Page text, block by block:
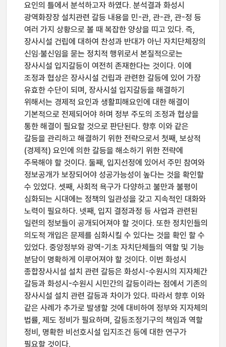
요인의 틀에서 분석하고자 하였다. 분석결과 화성시
광역화장장 설치관련 갈등 내용을 민-관, 관-관, 관-정 등
여러 가지 상황으로 볼 때 복잡한 양상을 띠고 있다. 즉,
장사시설 건립에 대하여 찬성과 반대가 아닌 자치단체장의
신임·불신임을 묻는 정치적 행위로서 본질적으로는
장사시설 입지갈등이 여전히 존재한다는 것이다. 이에
조정과 협상은 장사시설 건립과 관련한 갈등에 있어 가장
유효한 수단이 되며, 장사시설 입지갈등을 해결하기
위해서는 경제적 요인과 생활피해요인에 대한 해결이
기본적으로 전제되어야 하며 정부 주도의 조정과 협상을
통한 해결이 필요할 것으로 판단된다. 향후 이와 같은
갈등을 관리하고 해결하기 위한 전략으로서 첫째, 보상적
(경제적) 요인에 의한 갈등을 해소하기 위한 전략에
주목해야 할 것이다. 둘째, 입지선정에 있어서 주민 참여와
정보공개가 보장되어야 성공가능성이 높다는 것을 확인할
수 있었다. 셋째, 사회적 욕구가 다양하고 불만과 불평이
심화되는 시대에는 정책의 일관성을 갖고 지속적인 대화와
노력이 필요하다. 넷째, 입지 결정과정 등 사업과 관련된
일련의 정보들이 공개되어져야 할 것이다. 또한 정치인들의
의도적 개입은 문제를 심화시킬 수 있다는 것을 확인 할 수
있었다. 중앙정부와 광역-기초 자치단체들의 역할 및 기능
분담이 명확하게 이루어져야 할 것이다. 이번 화성시
종합장사시설 설치 관련 갈등은 화성시-수원시의 지자체간
갈등과 화성시-수원시 시민간의 갈등이라는 점에서 기존의
장사시설 설치 관련 갈등과 차이가 있다. 따라서 향후 이와
같은 사례가 추가로 발생할 것에 대비하여 정부와 지자체의
법률, 제도 정비가 필요하며, 갈등조정기구의 책임과 역할
정비, 명확한 비선호시설 입지조건 등에 대한 연구가
필요할 것이다.